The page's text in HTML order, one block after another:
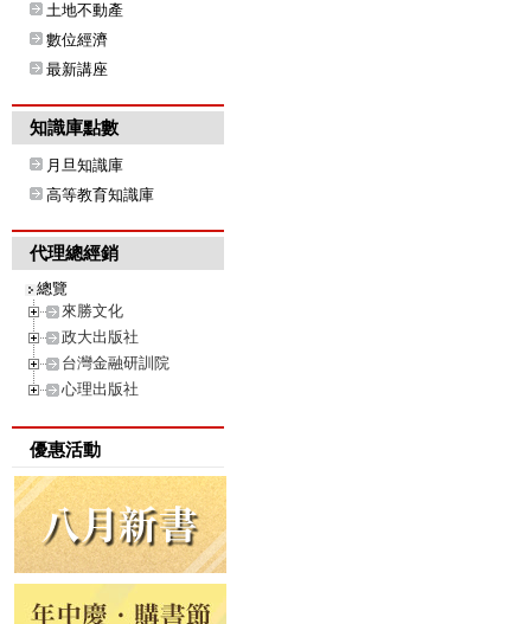
土地不動產
數位經濟
最新講座
知識庫點數
月旦知識庫
高等教育知識庫
代理總經銷
總覽
來勝文化
政大出版社
台灣金融研訓院
心理出版社
優惠活動